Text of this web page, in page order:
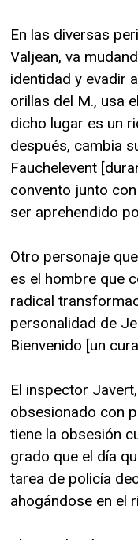
En las diversas
Valjean, va
identidad y evadir
orillas del M., usa
dicho lugar es un
después, cambia
Fauchelevent
convento junto
ser aprehendido
Otro personaje
es el hombre que
radical
personalidad de
Bienvenido [un
El inspector
obsesionado con
tiene la obsesión
grado que el día
tarea de policía
ahogándose en el